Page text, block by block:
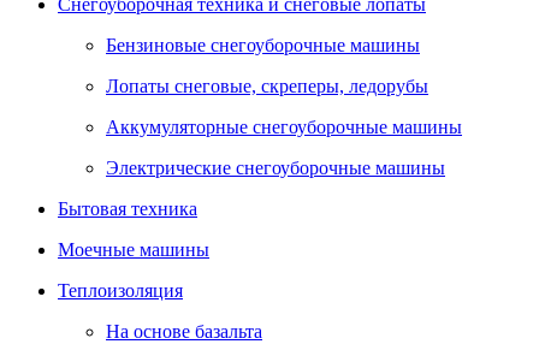
Снегоуборочная техника и снеговые лопаты
Бензиновые снегоуборочные машины
Лопаты снеговые, скреперы, ледорубы
Аккумуляторные снегоуборочные машины
Электрические снегоуборочные машины
Бытовая техника
Моечные машины
Теплоизоляция
На основе базальта